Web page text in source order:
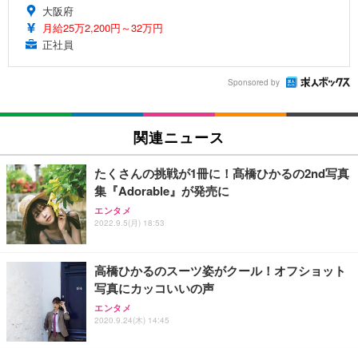
大阪府
月給25万2,200円～32万円
正社員
Sponsored by
関連ニュース
たくさんの挑戦が1冊に！髙橋ひかるの2nd写真
集『Adorable』が発売に
エンタメ
2022.9.5(月) 18:53
高橋ひかるのスーツ姿がクール！オフショット
写真にカッコいいの声
エンタメ
2020.9.24(木) 14:45